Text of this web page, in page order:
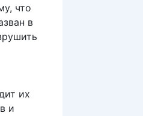
что
в
их
и